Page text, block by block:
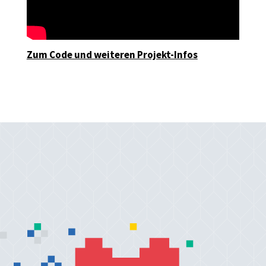
Zum Code und weiteren Projekt-Infos